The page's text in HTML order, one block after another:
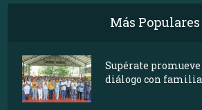
Más Populares
Supérate promueve
diálogo con